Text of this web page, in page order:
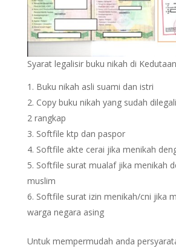
Syarat legalisir buku nikah di
Buku nikah asli suami dan istri
Copy buku nikah yang sudah
2 rangkap
Softfile ktp dan paspor
Softfile akte cerai jika menikah
Softfile surat mualaf jika menikah
muslim
Softfile surat izin menikah/cni jika
warga negara asing
Untuk mempermudah anda